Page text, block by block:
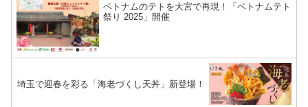
ベトナムのテトを大宮で再現！「ベトナムテト
祭り 2025」開催
埼玉で迎春を彩る「海老づくし天丼」新登場！